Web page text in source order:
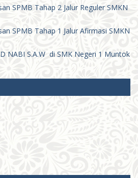
SPMB Tahap 2 Jalur Reguler SMKN
SPMB Tahap 1 Jalur Afirmasi SMKN
NABI S.A.W di SMK Negeri 1 Muntok